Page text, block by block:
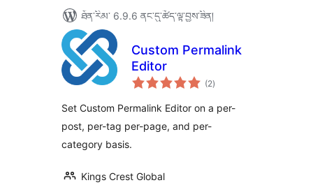
ཐོན་རིམ་ 6.9.6 ནང་དུ་ཚོད་ལྟ་བྱས་ཟིན།
Custom Permalink
Editor
(2གདེང་
འཇོག་
ཚང་།
)
Set Custom Permalink Editor on a per-
post, per-tag per-page, and per-
category basis.
Kings Crest Global